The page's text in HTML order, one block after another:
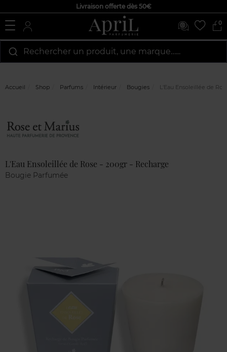
Livraison offerte dès 50€
0
Rechercher un produit, une marque…...
Accueil Shop Parfums Intérieur Bougies L'Eau Ensoleillée de
L'Eau Ensoleillée de Rose - 200gr - Recharge
Bougie Parfumée